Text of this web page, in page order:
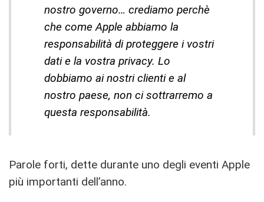
nostro governo… crediamo perchè
che come Apple abbiamo la
responsabilità di proteggere i vostri
dati e la vostra privacy. Lo
dobbiamo ai nostri clienti e al
nostro paese, non ci sottrarremo a
questa responsabilità.
Parole forti, dette durante uno degli eventi Apple
più importanti dell’anno.